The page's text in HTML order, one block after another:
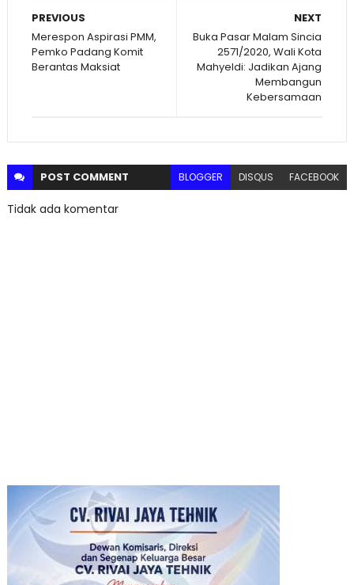
NEXT
Buka Pasar Malam Sincia
2571/2020, Wali Kota
Mahyeldi: Jadikan Ajang
Membangun
Kebersamaan
PREVIOUS
Merespon Aspirasi PMM,
Pemko Padang Komit
Berantas Maksiat
POST COMMENT BLOGGER DISQUS FACEBOOK
Tidak ada komentar